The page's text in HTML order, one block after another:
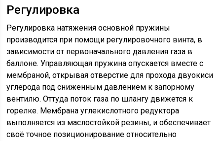
Регулировка
Регулировка натяжения основной пружины
производится при помощи регулировочного винта, в
зависимости от первоначального давления газа в
баллоне. Управляющая пружина опускается вместе с
мембраной, открывая отверстие для прохода двуокиси
углерода под сниженным давлением к запорному
вентилю. Оттуда поток газа по шлангу движется к
горелке. Мембрана углекислотного редуктора
выполняется из маслостойкой резины, и обеспечивает
своё точное позиционирование относительно